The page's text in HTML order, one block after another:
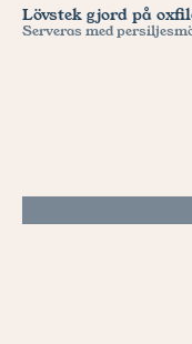
Lövstek gjord på
Serveras med